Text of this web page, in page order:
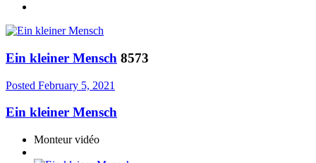
Ein kleiner Mensch 8573
Posted February 5, 2021
Ein kleiner Mensch
Monteur vidéo